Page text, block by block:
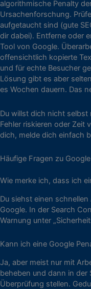
algorithmische Penalty
Ursachenforschung.
aufgetaucht sind (gute
dir dabei). Entferne oder
Tool von Google.
offensichtlich kopierte
und für echte Besucher
Lösung gibt es aber
es Wochen dauern. Das
Du willst dich nicht selbst
Fehler riskieren oder Zeit
dich, melde dich einfach
Häufige Fragen zu
Wie merke ich, dass ich
Du siehst einen
Google. In der Search
Warnung unter
Kann ich eine Google
Ja, aber meist nur mit
beheben und dann in der
Überprüfung stellen.